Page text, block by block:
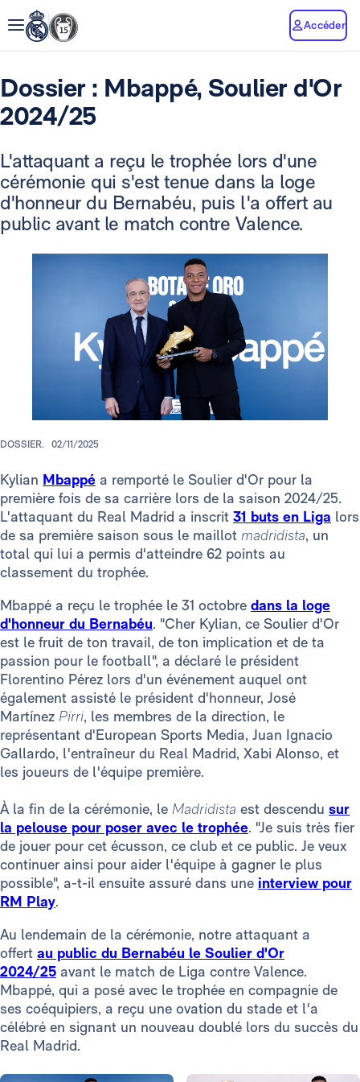
Accéder
Dossier : Mbappé, Soulier d'Or
2024/25
L'attaquant a reçu le trophée lors d'une
cérémonie qui s'est tenue dans la loge
d'honneur du Bernabéu, puis l'a offert au
public avant le match contre Valence.
DOSSIER. 02/11/2025
Kylian Mbappé a remporté le Soulier d'Or pour la
première fois de sa carrière lors de la saison 2024/25.
L'attaquant du Real Madrid a inscrit 31 buts en Liga lors
de sa première saison sous le maillot madridista, un
total qui lui a permis d'atteindre 62 points au
classement du trophée.
Mbappé a reçu le trophée le 31 octobre dans la loge
d'honneur du Bernabéu. "Cher Kylian, ce Soulier d'Or
est le fruit de ton travail, de ton implication et de ta
passion pour le football", a déclaré le président
Florentino Pérez lors d'un événement auquel ont
également assisté le président d'honneur, José
Martínez Pirri, les membres de la direction, le
représentant d'European Sports Media, Juan Ignacio
Gallardo, l'entraîneur du Real Madrid, Xabi Alonso, et
les joueurs de l'équipe première.
À la fin de la cérémonie, le Madridista est descendu sur
la pelouse pour poser avec le trophée. "Je suis très fier
de jouer pour cet écusson, ce club et ce public. Je veux
continuer ainsi pour aider l'équipe à gagner le plus
possible", a-t-il ensuite assuré dans une interview pour
RM Play.
Au lendemain de la cérémonie, notre attaquant a
offert au public du Bernabéu le Soulier d'Or
2024/25 avant le match de Liga contre Valence.
Mbappé, qui a posé avec le trophée en compagnie de
ses coéquipiers, a reçu une ovation du stade et l'a
célébré en signant un nouveau doublé lors du succès du
Real Madrid.